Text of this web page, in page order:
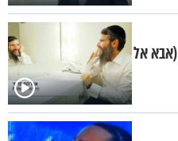
אברהם פריד - Father dont cry (אבא אל